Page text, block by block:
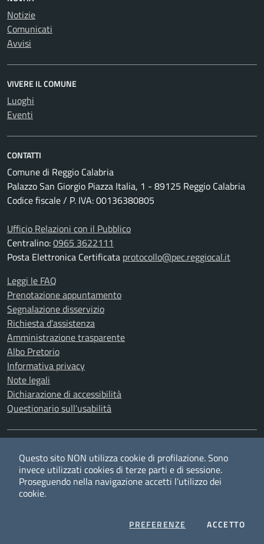
Notizie
Comunicati
Avvisi
VIVERE IL COMUNE
Luoghi
Eventi
CONTATTI
Comune di Reggio Calabria
Palazzo San Giorgio Piazza Italia, 1 - 89125 Reggio Calabria
Codice fiscale / P. IVA: 00136380805
Ufficio Relazioni con il Pubblico
Centralino:0965 3622111
Posta Elettronica Certificata protocollo@pec.reggiocal.it
Leggi le FAQ
Prenotazione appuntamento
Segnalazione disservizio
Richiesta d'assistenza
Amministrazione trasparente
Albo Pretorio
Informativa privacy
Note legali
Dichiarazione di accessibilità
Questionario sull'usabilità
TwitterFacebookYouTubeRSS
Questo sito NON utilizza cookie di profilazione. Sono
invece utilizzati cookies di terze parti e di sessione.
Proseguendo nella navigazione accetti l’utilizzo dei
cookie.
PREFERENZE COOKIESACCETTOI